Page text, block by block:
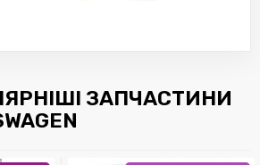
ЗАПЧАСТИНИ